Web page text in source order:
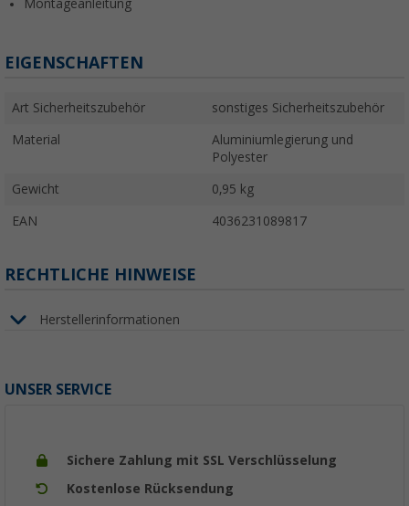
Montageanleitung
EIGENSCHAFTEN
Art Sicherheitszubehör sonstiges Sicherheitszubehör
Material
Aluminiumlegierung und
Polyester
Gewicht 0,95 kg
EAN 4036231089817
RECHTLICHE HINWEISE
Herstellerinformationen
UNSER SERVICE
Sichere Zahlung mit SSL Verschlüsselung
Kostenlose Rücksendung